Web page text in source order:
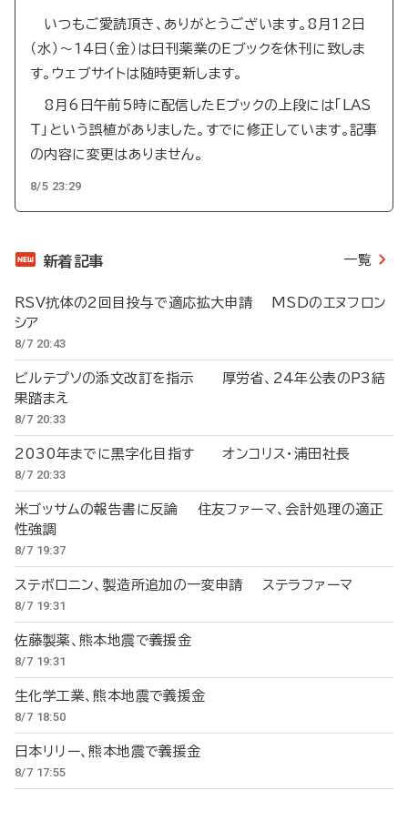
いつもご愛読頂き、ありがとうございます。8月12日
（水）～14日（金）は日刊薬業のEブックを休刊に致しま
す。ウェブサイトは随時更新します。
8月6日午前5時に配信したEブックの上段には「LAS
T」という誤植がありました。すでに修正しています。記事
の内容に変更はありません。
8/5 23:29
新着記事 一覧
RSV抗体の2回目投与で適応拡大申請 MSDのエヌフロン
シア
8/7 20:43
ビルテプソの添文改訂を指示 厚労省、24年公表のP3結
果踏まえ
8/7 20:33
2030年までに黒字化目指す オンコリス・浦田社長
8/7 20:33
米ゴッサムの報告書に反論 住友ファーマ、会計処理の適正
性強調
8/7 19:37
ステボロニン、製造所追加の一変申請 ステラファーマ
8/7 19:31
佐藤製薬、熊本地震で義援金
8/7 19:31
生化学工業、熊本地震で義援金
8/7 18:50
日本リリー、熊本地震で義援金
8/7 17:55